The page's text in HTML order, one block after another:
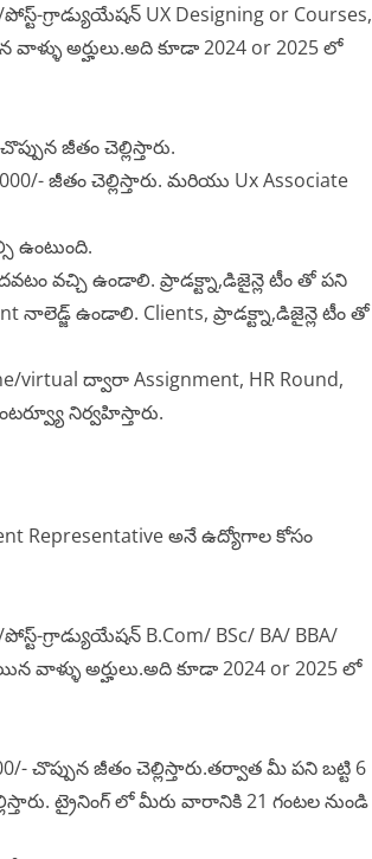
గ్రాడ్యుయేషన్ UX Designing or Courses,
అర్హులు.అది కూడా 2024 or 2025 లో
జీతం చెల్లిస్తారు.
జీతం చెల్లిస్తారు. మరియు Ux Associate
ఉంటుంది.
వచ్చి ఉండాలి. ప్రాడక్ట్నా,డిజైన్లె టీం తో పని
నాలెడ్జ్ ఉండాలి. Clients, ప్రాడక్ట్నా,డిజైన్లె టీం తో
virtual ద్వారా Assignment, HR Round,
నిర్వహిస్తారు.
Representative అనే ఉద్యోగాల కోసం
గ్రాడ్యుయేషన్ B.Com/ BSc/ BA/ BBA/
వాళ్ళు అర్హులు.అది కూడా 2024 or 2025 లో
జీతం చెల్లిస్తారు.తర్వాత మీ పని బట్టి 6
ట్రైనింగ్ లో మీరు వారానికి 21 గంటల నుండి